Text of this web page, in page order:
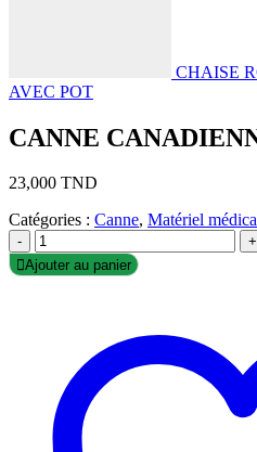
CHAISE
AVEC POT
CANNE
23,000 TND
Catégories : Canne, Matériel
-
+
Ajouter au panier